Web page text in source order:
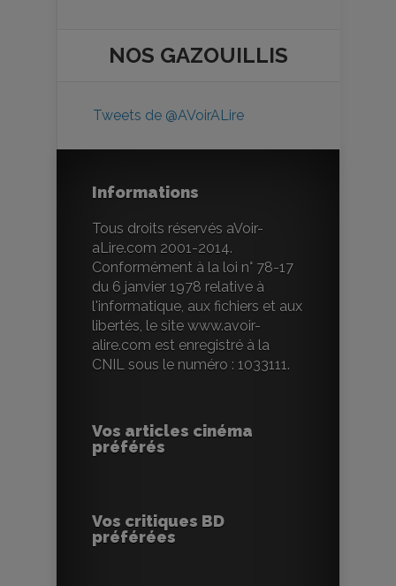
NOS GAZOUILLIS
Tweets de @AVoirALire
Informations
Tous droits réservés aVoir-
aLire.com 2001-2014.
Conformément à la loi n° 78-17
du 6 janvier 1978 relative à
l'informatique, aux fichiers et aux
libertés, le site www.avoir-
alire.com est enregistré à la
CNIL sous le numéro : 1033111.
Vos articles cinéma
préférés
Vos critiques BD
préférées